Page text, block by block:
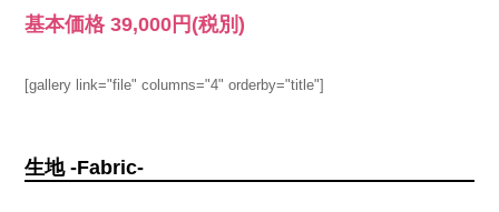
基本価格39,000円 (税別)
[gallery link="file" columns="4" orderby="title"]
生地 -Fabric-